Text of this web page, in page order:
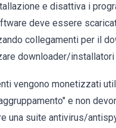
e disattiva i
deve essere
collegamenti per il
downloader/
vengono monetizzati
e non
una suite antivirus/